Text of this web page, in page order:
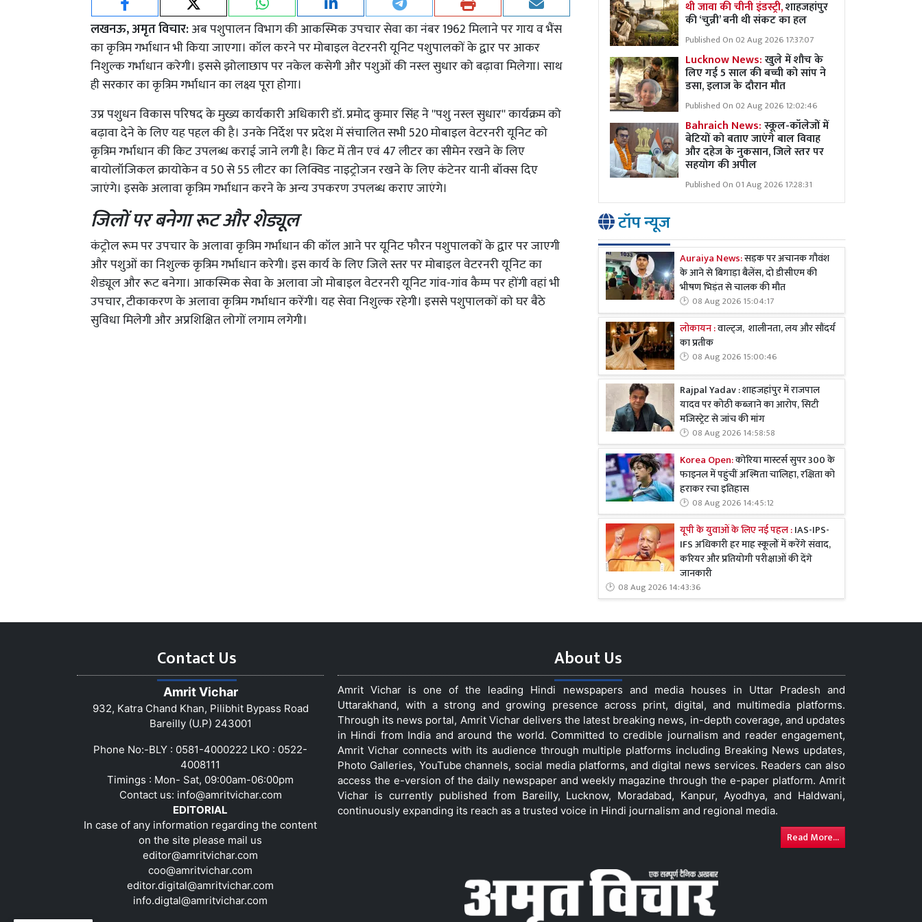
लखनऊ, अमृत विचार:अब पशुपालन विभाग की आकस्मिक उपचार सेवा का नंबर 1962 मिलाने पर गाय व भैंस
का कृत्रिम गर्भाधान भी किया जाएगा। कॉल करने पर मोबाइल वेटरनरी यूनिट पशुपालकों के द्वार पर आकर
निशुल्क गर्भाधान करेगी। इससे झोलाछाप पर नकेल कसेगी और पशुओं की नस्ल सुधार को बढ़ावा मिलेगा। साथ
ही सरकार का कृत्रिम गर्भाधान का लक्ष्य पूरा होगा।
उप्र पशुधन विकास परिषद के मुख्य कार्यकारी अधिकारी डॉ. प्रमोद कुमार सिंह ने ''पशु नस्ल सुधार'' कार्यक्रम को
बढ़ावा देने के लिए यह पहल की है। उनके निर्देश पर प्रदेश में संचालित सभी 520 मोबाइल वेटरनरी यूनिट को
कृत्रिम गर्भाधान की किट उपलब्ध कराई जाने लगी है। किट में तीन एवं 47 लीटर का सीमेन रखने के लिए
बायोलॉजिकल क्रायोकेन व 50 से 55 लीटर का लिक्विड नाइट्रोजन रखने के लिए कंटेनर यानी बॉक्स दिए
जाएंगे। इसके अलावा कृत्रिम गर्भाधान करने के अन्य उपकरण उपलब्ध कराए जाएंगे।
जिलों पर बनेगा रूट और शेड्यूल
कंट्रोल रूम पर उपचार के अलावा कृत्रिम गर्भाधान की कॉल आने पर यूनिट फौरन पशुपालकों के द्वार पर जाएगी
और पशुओं का निशुल्क कृत्रिम गर्भाधान करेगी। इस कार्य के लिए जिले स्तर पर मोबाइल वेटरनरी यूनिट का
शेड्यूल और रूट बनेगा। आकस्मिक सेवा के अलावा जो मोबाइल वेटरनरी यूनिट गांव-गांव कैम्प पर होंगी वहां भी
उपचार, टीकाकरण के अलावा कृत्रिम गर्भाधान करेंगी। यह सेवा निशुल्क रहेगी। इससे पशुपालकों को घर बैठे
सुविधा मिलेगी और अप्रशिक्षित लोगों लगाम लगेगी।
थी जावा की चीनी इंडस्ट्री,शाहजहांपुर
की ‘चुन्नी’ बनी थी संकट का हल
Published On 02 Aug 2026 17:37:07
Lucknow News:खुले में शौच के
लिए गई 5 साल की बच्ची को सांप ने
डसा, इलाज के दौरान मौत
Published On 02 Aug 2026 12:02:46
Bahraich News:स्कूल-कॉलेजों में
बेटियों को बताए जाएंगे बाल विवाह
और दहेज के नुकसान, जिले स्तर पर
सहयोग की अपील
Published On 01 Aug 2026 17:28:31
टॉप न्यूज
Auraiya News:सड़क पर अचानक गौवंश
के आने से बिगाड़ा बैलेंस, दो डीसीएम की
भीषण भिड़ंत से चालक की मौत
08 Aug 2026 15:04:17
लोकायन :वाल्ट्ज, शालीनता, लय और सौंदर्य
का प्रतीक
08 Aug 2026 15:00:46
Rajpal Yadav : शाहजहांपुर में राजपाल
यादव पर कोठी कब्जाने का आरोप, सिटी
मजिस्ट्रेट से जांच की मांग
08 Aug 2026 14:58:58
Korea Open:कोरिया मास्टर्स सुपर 300 के
फाइनल में पहुंचीं अश्मिता चालिहा, रक्षिता को
हराकर रचा इतिहास
08 Aug 2026 14:45:12
यूपी के युवाओं के लिए नई पहल :IAS-IPS-
IFS अधिकारी हर माह स्कूलों में करेंगे संवाद,
करियर और प्रतियोगी परीक्षाओं की देंगे
जानकारी
08 Aug 2026 14:43:36
Contact Us
Amrit Vichar
932, Katra Chand Khan, Pilibhit Bypass Road
Bareilly (U.P) 243001
Phone No:-BLY : 0581-4000222 LKO : 0522-
4008111
Timings : Mon- Sat, 09:00am-06:00pm
Contact us: info@amritvichar.com
EDITORIAL
In case of any information regarding the content
on the site please mail us
editor@amritvichar.com
coo@amritvichar.com
editor.digital@amritvichar.com
info.digtal@amritvichar.com
About Us
Amrit Vichar is one of the leading Hindi newspapers and media houses in Uttar Pradesh and
Uttarakhand, with a strong and growing presence across print, digital, and multimedia platforms.
Through its news portal, Amrit Vichar delivers the latest breaking news, in-depth coverage, and updates
in Hindi from India and around the world. Committed to credible journalism and reader engagement,
Amrit Vichar connects with its audience through multiple platforms including Breaking News updates,
Photo Galleries, YouTube channels, social media platforms, and digital news services. Readers can also
access the e-version of the daily newspaper and weekly magazine through the e-paper platform. Amrit
Vichar is currently published from Bareilly, Lucknow, Moradabad, Kanpur, Ayodhya, and Haldwani,
continuously expanding its reach as a trusted voice in Hindi journalism and regional media.
Read More...